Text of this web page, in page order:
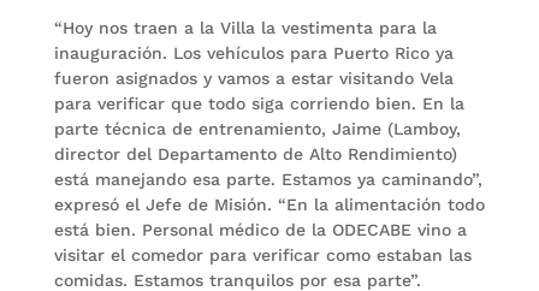
“Hoy nos traen a la Villa la vestimenta para la
inauguración. Los vehículos para Puerto Rico ya
fueron asignados y vamos a estar visitando Vela
para verificar que todo siga corriendo bien. En la
parte técnica de entrenamiento, Jaime (Lamboy,
director del Departamento de Alto Rendimiento)
está manejando esa parte. Estamos ya caminando”,
expresó el Jefe de Misión. “En la alimentación todo
está bien. Personal médico de la ODECABE vino a
visitar el comedor para verificar como estaban las
comidas. Estamos tranquilos por esa parte”.